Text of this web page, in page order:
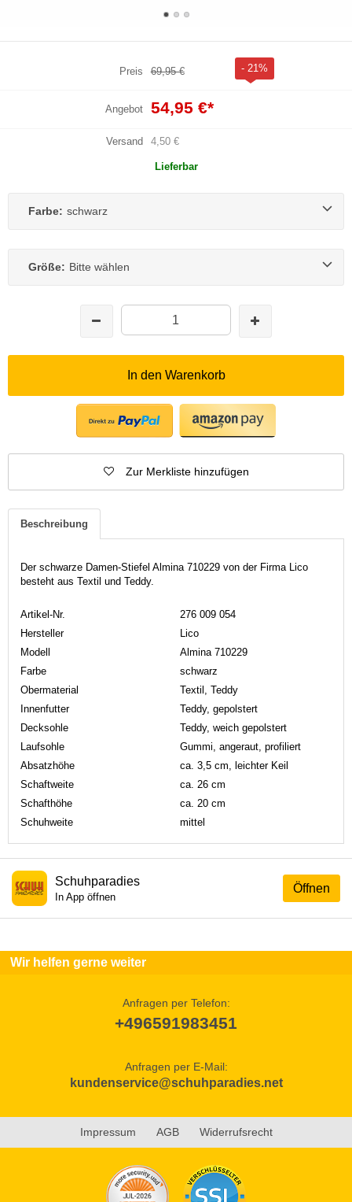
Preis 69,95 € - 21%
Angebot 54,95 €*
Versand 4,50 €
Lieferbar
Farbe: schwarz
Größe: Bitte wählen
In den Warenkorb
Zur Merkliste hinzufügen
Beschreibung
Der schwarze Damen-Stiefel Almina 710229 von der Firma Lico
besteht aus Textil und Teddy.
Artikel-Nr.
276 009 054
Hersteller
Lico
Modell
Almina 710229
Farbe
schwarz
Obermaterial
Textil, Teddy
Innenfutter
Teddy, gepolstert
Decksohle
Teddy, weich gepolstert
Laufsohle
Gummi, angeraut, profiliert
Absatzhöhe
ca. 3,5 cm, leichter Keil
Schaftweite
ca. 26 cm
Schafthöhe
ca. 20 cm
Schuhweite
mittel
Öffnen
Schuhparadies
In App öffnen
Wir helfen gerne weiter
Anfragen per Telefon:
+496591983451
Anfragen per E-Mail:
kundenservice@schuhparadies.net
Impressum AGB Widerrufsrecht